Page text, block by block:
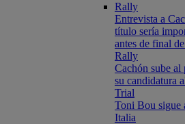
Rally
Entrevista a
título sería
antes de final
Rally
Cachón sube al
su candidatura
Trial
Toni Bou sigue
Italia